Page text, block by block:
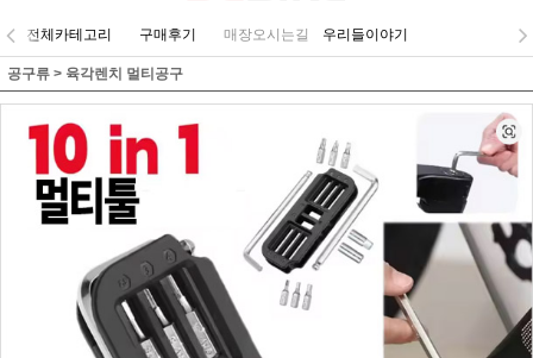
전체카테고리 구매후기 매장오시는길 우리들이야기
공구류 > 육각렌치 멀티공구